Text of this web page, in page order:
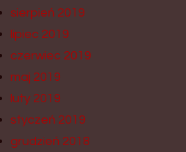
sierpień 2019
lipiec 2019
czerwiec 2019
maj 2019
luty 2019
styczeń 2019
grudzień 2018